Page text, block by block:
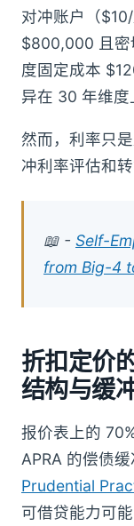
对冲账户（
$800,000 且密
度固定成本
异在 30 年维度
然而，利率只
冲利率评估和
📖 - Self-
from Big-4
折扣定价
结构与缓
报价表上的
APRA 的偿债
Prudential
可借贷能力可